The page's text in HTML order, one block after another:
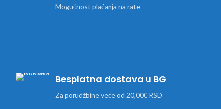
Mogućnost plaćanja na rate
Besplatna dostava u BG
Za porudžbine veće od 20,000 RSD